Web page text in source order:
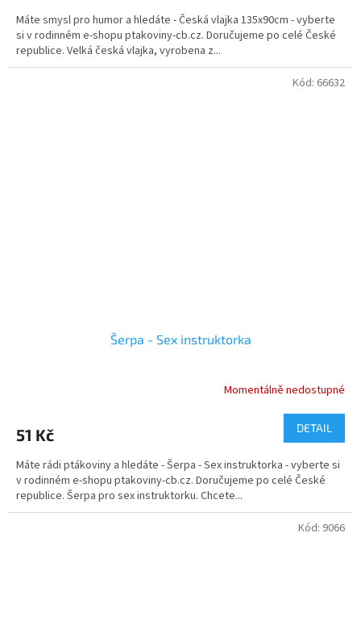
z
5
hvězdiček.
Máte smysl pro humor a hledáte - Česká vlajka 135x90cm - vyberte
si v rodinném e-shopu ptakoviny-cb.cz. Doručujeme po celé České
republice. Velká česká vlajka, vyrobena z...
Šerpa - Sex instruktorka
Momentálně nedostupné
51 Kč DETAIL
Máte rádi ptákoviny a hledáte - Šerpa - Sex instruktorka - vyberte si
v rodinném e-shopu ptakoviny-cb.cz. Doručujeme po celé České
republice. Šerpa pro sex instruktorku. Chcete...
Kód: 66632
Kód: 9066